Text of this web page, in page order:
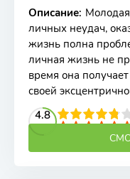
Описание:
личных неудач,
жизнь полна
личная жизнь не
время она
своей
4.8
4 5 6 7 8 9 10